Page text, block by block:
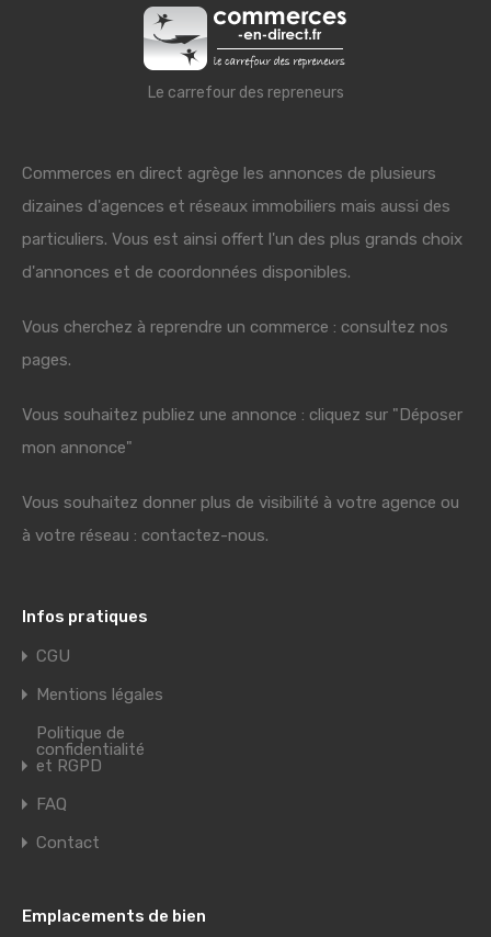
Le carrefour des repreneurs
Commerces en direct agrège les annonces de plusieurs
dizaines d'agences et réseaux immobiliers mais aussi des
particuliers. Vous est ainsi offert l'un des plus grands choix
d'annonces et de coordonnées disponibles.
Vous cherchez à reprendre un commerce : consultez nos
pages.
Vous souhaitez publiez une annonce : cliquez sur "Déposer
mon annonce"
Vous souhaitez donner plus de visibilité à votre agence ou
à votre réseau : contactez-nous.
Infos pratiques
CGU
Mentions légales
Politique de
confidentialité
et RGPD
FAQ
Contact
Emplacements de bien